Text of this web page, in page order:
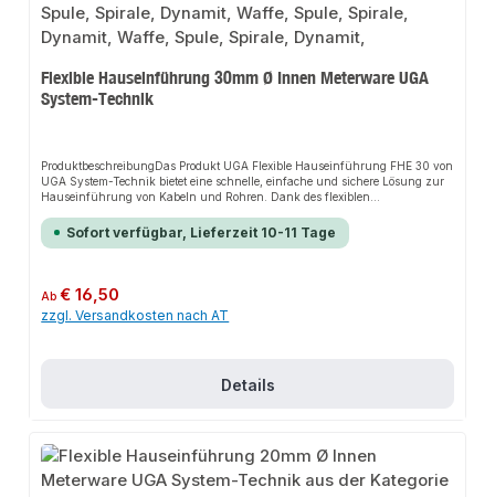
Flexible Hauseinführung 30mm Ø Innen Meterware UGA
System-Technik
ProduktbeschreibungDas Produkt UGA Flexible Hauseinführung FHE 30 von
UGA System-Technik bietet eine schnelle, einfache und sichere Lösung zur
Hauseinführung von Kabeln und Rohren. Dank des flexiblen
verschiedene Installationsbereiche an. Das robuste Design und die einfache
Montage machen dieses Produkt zu einer zuverlässigen Wahl für jede
schnelle MontageHohe Widerstandsfähigkeit gegen Chemikalien, Sole oder
BodenbeschaffenheitenGas- und wasserdicht bis 1 barAbdichtung auch bei
Mehrfachbelegung möglichMindestbiegeradius = 5 x
finden Sie auch passende Verbindungsstücke sowie weitere Produkte für den
Sofort verfügbar, Lieferzeit 10-11 Tage
Regulärer Preis:
Ab€ 16,50
zzgl. Versandkosten nach AT
Details